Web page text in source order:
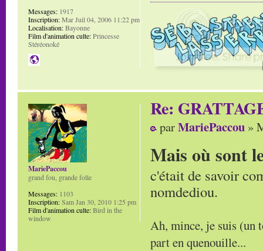
Messages: 1917
Inscription:Mar Juil 04, 2006 11:22 pm
Localisation:Bayonne
Film d'animation culte:Princesse
Stéréonoké
Re:
parMariePaccou »
Mais où sont
c'était de savoir
nomdediou.
Ah, mince, je suis (un
part en quenouille...
MariePaccou
grand fou, grande folle
Messages: 1103
Inscription:Sam Jan 30, 2010 1:25 pm
Film d'animation culte:Bird in the
window